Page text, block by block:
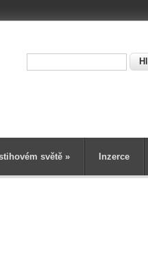
světě » Inzerce